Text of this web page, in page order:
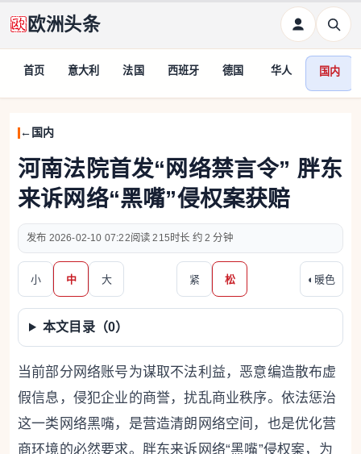
欧洲头条
首页 意大利 法国 西班牙 德国 华人 国内
国内
河南法院首发“网络禁言令” 胖东
来诉网络“黑嘴”侵权案获赔
2026-02-10 07:22 215 约 2 分钟
小 中 大 紧 松 ◐ 暖色
本文目录（0）
当前部分网络账号为谋取不法利益，恶意编造散布虚
假信息，侵犯企业的商誉，扰乱商业秩序。依法惩治
这一类网络黑嘴，是营造清朗网络空间，也是优化营
商环境的必然要求。胖东来诉网络“黑嘴”侵权案，为